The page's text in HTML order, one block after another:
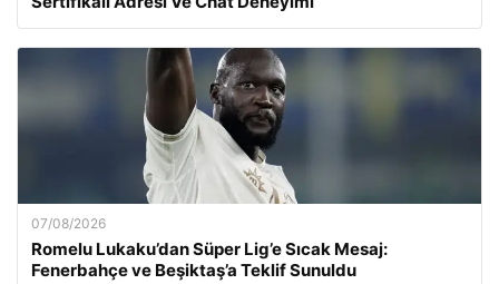
07/08/2026
Romelu Lukaku’dan Süper Lig’e Sıcak Mesaj:
Fenerbahçe ve Beşiktaş’a Teklif Sunuldu